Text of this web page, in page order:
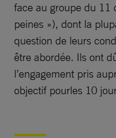
face au groupe du 11
peines »), dont la
question de leurs
être abordée. Ils ont
l’engagement pris
objectif pourles 10